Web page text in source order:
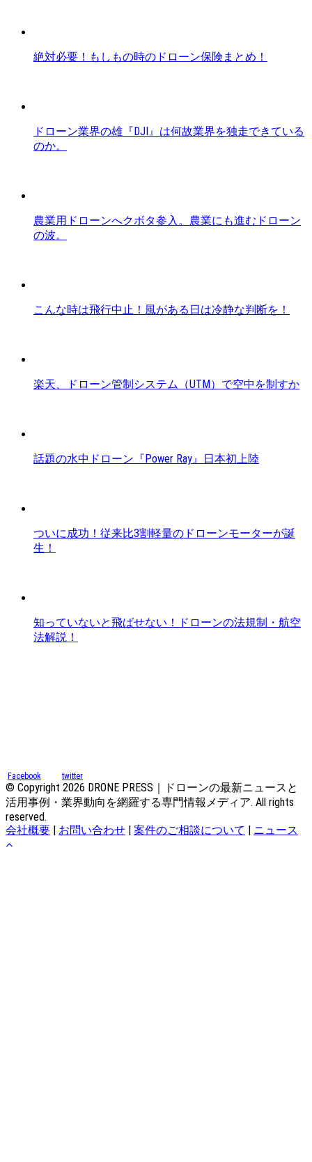
絶対必要！もしもの時のドローン保険まとめ！
ドローン業界の雄『DJI』は何故業界を独走できている
のか。
農業用ドローンへクボタ参入。農業にも進むドローン
の波。
こんな時は飛行中止！風がある日は冷静な判断を！
楽天、ドローン管制システム（UTM）で空中を制すか
話題の水中ドローン『Power Ray』日本初上陸
ついに成功！従来比3割軽量のドローンモーターが誕
生！
知っていないと飛ばせない！ドローンの法規制・航空
法解説！
Facebook twitter
© Copyright 2026 DRONE PRESS｜ドローンの最新ニュースと
活用事例・業界動向を網羅する専門情報メディア. All rights
reserved.
会社概要
お問い合わせ 案件のご相談について ニュース